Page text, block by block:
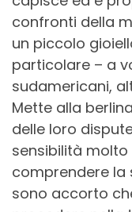
confronti della
un piccolo
particolare – a
sudamericani,
Mette alla
delle loro
sensibilità
comprendere la
sono accorto